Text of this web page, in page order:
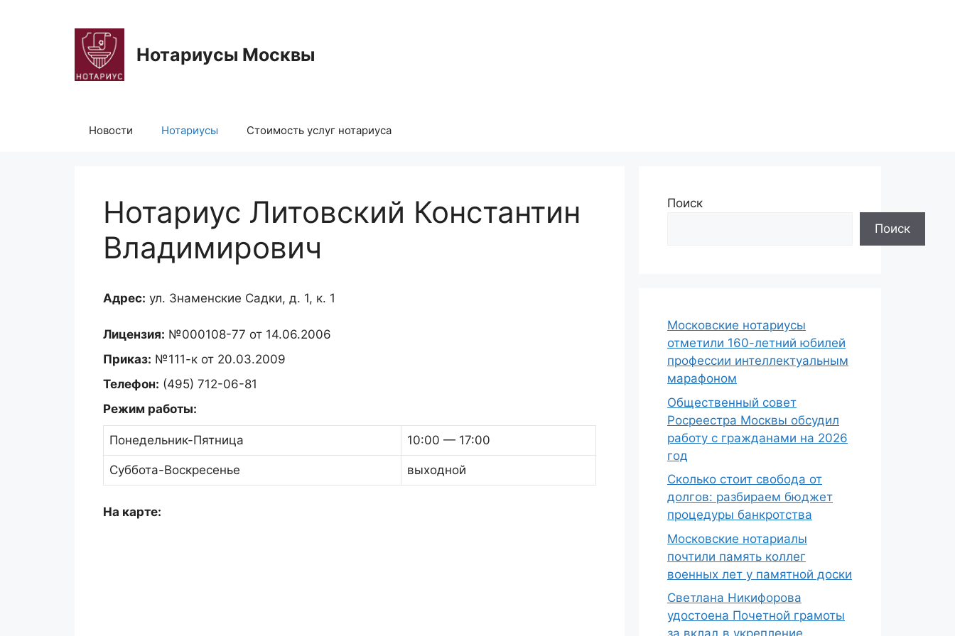
содержимому
Нотариусы Москвы
Новости Нотариусы Стоимость услуг нотариуса
Нотариус Литовский Константин
Владимирович
Адрес: ул. Знаменские Садки, д. 1, к. 1
Лицензия: №000108-77 от 14.06.2006
Приказ: №111-к от 20.03.2009
Телефон: (495) 712-06-81
Режим работы:
Понедельник-Пятница 10:00 — 17:00
Суббота-Воскресенье выходной
На карте:
Поиск
Поиск
Московские нотариусы
отметили 160-летний юбилей
профессии интеллектуальным
марафоном
Общественный совет
Росреестра Москвы обсудил
работу с гражданами на 2026
год
Сколько стоит свобода от
долгов: разбираем бюджет
процедуры банкротства
Московские нотариалы
почтили память коллег
военных лет у памятной доски
Светлана Никифорова
удостоена Почетной грамоты